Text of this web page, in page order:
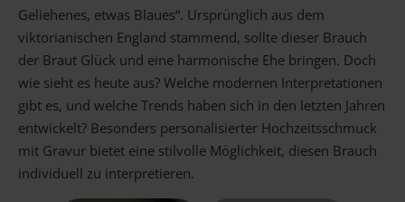
Die schönsten Gravuren
Gravur Designer – so geht’s
Anlass Person Gutscheine
Geliehenes, etwas Blaues“. Ursprünglich aus dem
viktorianischen England stammend, sollte dieser Brauch
der Braut Glück und eine harmonische Ehe bringen. Doch
wie sieht es heute aus? Welche modernen Interpretationen
gibt es, und welche Trends haben sich in den letzten Jahren
entwickelt? Besonders personalisierter Hochzeitsschmuck
mit Gravur bietet eine stilvolle Möglichkeit, diesen Brauch
individuell zu interpretieren.